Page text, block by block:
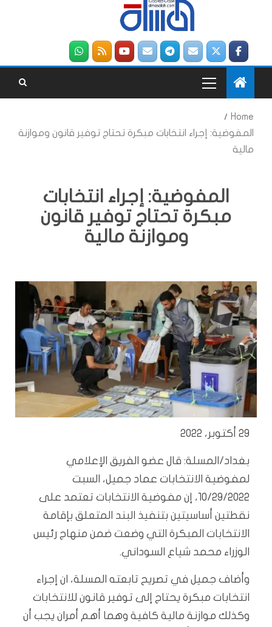
Home
المفوضية: إجراء انتخابات مبكرة تحتاج توفير قانون وموازنة
مالية
المفوضية: إجراء انتخابات
مبكرة تحتاج توفير قانون
وموازنة مالية
29 أكتوبر، 2022
بغداد/المسلة: قال عضو الفريق الإعلامي
لمفوضية الانتخابات عماد جميل، السبت
10/29/2022، إن مفوضية الانتخابات تعتمد على
نقطتين أساسيتين بتنفيذ البند المتعلق بإقامة
الانتخابات المبكرة التي وضعت ضمن منهاج رئيس
الوزراء محمد شياع السوداني.
وأضاف جميل في تصريح تابعته المسلة، ان إجراء
انتخابات مبكرة يحتاج إلى توفير قانون للانتخابات
وكذلك موازنة مالية كافية وهما أهم أمران يجب أن